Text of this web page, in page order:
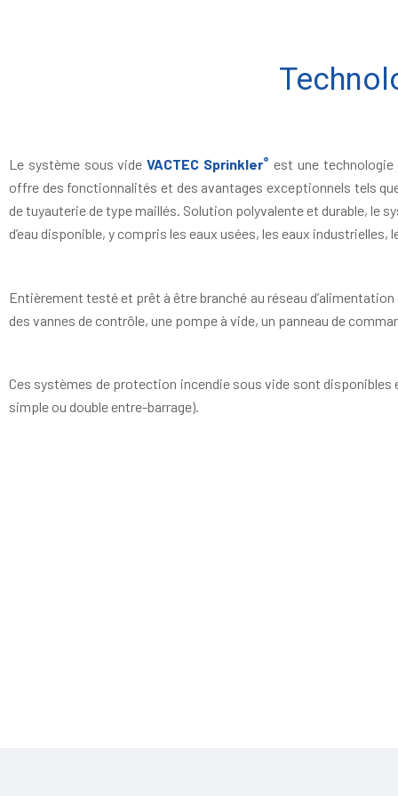
Le système sous videVACTEC Sprinkler® est une
offre des fonctionnalités et des avantages exceptionnels tels
de tuyauterie de type maillés. Solution polyvalente et durable, le
d’eau disponible, y compris les eaux usées, les eaux industrielles,
Entièrement testé et prêt à être branché au réseau
des vannes de contrôle, une pompe à vide, un panneau de
Ces systèmes de protection incendie sous vide sont
simple ou double entre-barrage).